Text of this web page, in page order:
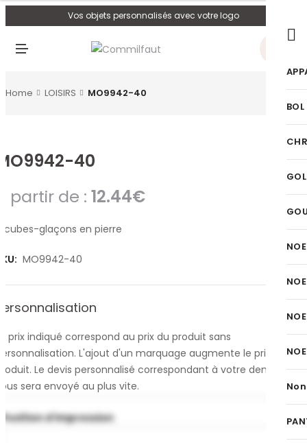
Vos objets personnalisés avec votre logo
U
Home LOISIRS MO9942-40
40
partir de : 12.44€
cubes-glaçons en pierre
MO9942-40
prix indiqué correspond au prix du produit sans
L'ajout d'un marquage augmente le prix du
Le devis personnalisé correspondant à votre demande
sera envoyé au plus vite.
Position d'impression
BOL